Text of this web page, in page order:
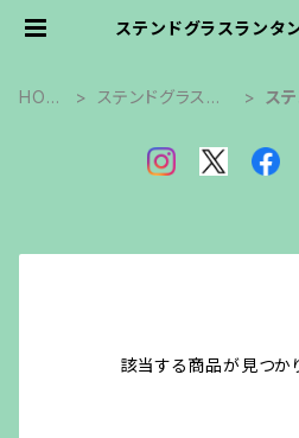
ステンドグラスランタ
HOM
ステンドグラス作
ス
該当する商品が見つか